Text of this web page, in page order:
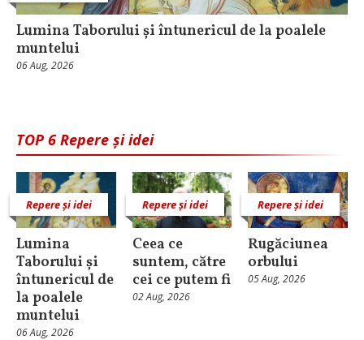
Lumina Taborului și întunericul de la poalele
muntelui
06 Aug, 2026
TOP 6 Repere și idei
Repere și idei
Lumina
Taborului și
întunericul de
la poalele
muntelui
06 Aug, 2026
Repere și idei
Ceea ce
suntem, către
cei ce putem fi
02 Aug, 2026
Repere și idei
Rugăciunea
orbului
05 Aug, 2026